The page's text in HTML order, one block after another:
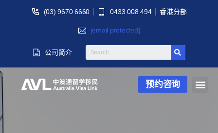
(03) 9670 6660 0433 008 494 香港分部
[email protected]
公司简介
预约咨询